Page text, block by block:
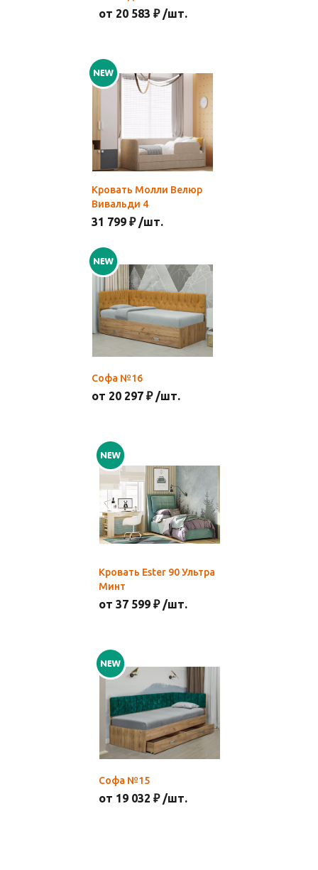
от 20 583 ₽ /шт.
Кровать Молли Велюр
Вивальди 4
31 799 ₽ /шт.
Софа №16
от 20 297 ₽ /шт.
Кровать Ester 90 Ультра
Минт
от 37 599 ₽ /шт.
Софа №15
от 19 032 ₽ /шт.